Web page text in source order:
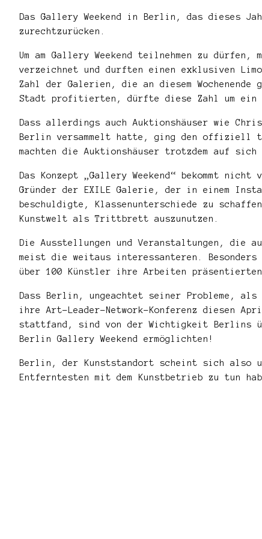
Das Gallery Weekend in Berlin, das dieses
zurechtzurücken.
Um am Gallery Weekend teilnehmen zu
verzeichnet und durften einen exklusiven
Zahl der Galerien, die an diesem
Stadt profitierten, dürfte diese Zahl um ein
Dass allerdings auch Auktionshäuser wie
Berlin versammelt hatte, ging den offiziell
machten die Auktionshäuser trotzdem auf sich
Das Konzept „Gallery Weekend“ bekommt
Gründer der EXILE Galerie, der in einem
beschuldigte, Klassenunterschiede zu
Kunstwelt als Trittbrett auszunutzen.
Die Ausstellungen und Veranstaltungen, die
meist die weitaus interessanteren.
über 100 Künstler ihre Arbeiten
Dass Berlin, ungeachtet seiner Probleme, als
ihre Art-Leader-Network-Konferenz diesen
stattfand, sind von der Wichtigkeit Berlins
Berlin Gallery Weekend ermöglichten!
Berlin, der Kunststandort scheint sich also
Entferntesten mit dem Kunstbetrieb zu tun